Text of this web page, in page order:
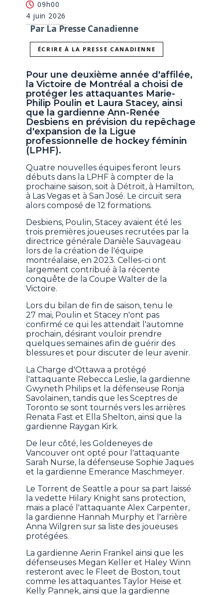
09h00
4 juin 2026
Par La Presse Canadienne
ÉCRIRE À LA PRESSE CANADIENNE
Pour une deuxième année d'affilée,
la Victoire de Montréal a choisi de
protéger les attaquantes Marie-
Philip Poulin et Laura Stacey, ainsi
que la gardienne Ann-Renée
Desbiens en prévision du repêchage
d'expansion de la Ligue
professionnelle de hockey féminin
(LPHF).
Quatre nouvelles équipes feront leurs
débuts dans la LPHF à compter de la
prochaine saison, soit à Détroit, à Hamilton,
à Las Vegas et à San José. Le circuit sera
alors composé de 12 formations.
Desbiens, Poulin, Stacey avaient été les
trois premières joueuses recrutées par la
directrice générale Danièle Sauvageau
lors de la création de l'équipe
montréalaise, en 2023. Celles-ci ont
largement contribué à la récente
conquête de la Coupe Walter de la
Victoire.
Lors du bilan de fin de saison, tenu le
27 mai, Poulin et Stacey n'ont pas
confirmé ce qui les attendait l'automne
prochain, désirant vouloir prendre
quelques semaines afin de guérir des
blessures et pour discuter de leur avenir.
La Charge d'Ottawa a protégé
l'attaquante Rebecca Leslie, la gardienne
Gwyneth Philips et la défenseuse Ronja
Savolainen, tandis que les Sceptres de
Toronto se sont tournés vers les arrières
Renata Fast et Ella Shelton, ainsi que la
gardienne Raygan Kirk.
De leur côté, les Goldeneyes de
Vancouver ont opté pour l'attaquante
Sarah Nurse, la défenseuse Sophie Jaques
et la gardienne Emerance Maschmeyer.
Le Torrent de Seattle a pour sa part laissé
la vedette Hilary Knight sans protection,
mais a placé l'attaquante Alex Carpenter,
la gardienne Hannah Murphy et l'arrière
Anna Wilgren sur sa liste des joueuses
protégées.
La gardienne Aerin Frankel ainsi que les
défenseuses Megan Keller et Haley Winn
resteront avec le Fleet de Boston, tout
comme les attaquantes Taylor Heise et
Kelly Pannek, ainsi que la gardienne